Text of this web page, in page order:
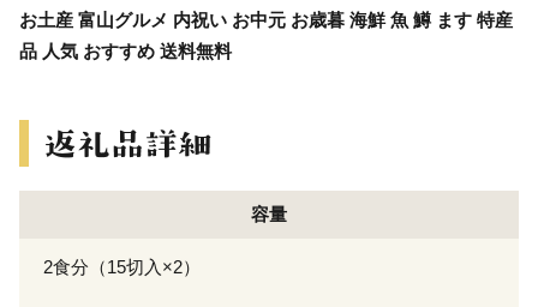
お土産 富山グルメ 内祝い お中元 お歳暮 海鮮 魚 鱒 ます 特産
品 人気 おすすめ 送料無料
容量
2食分（15切入×2）